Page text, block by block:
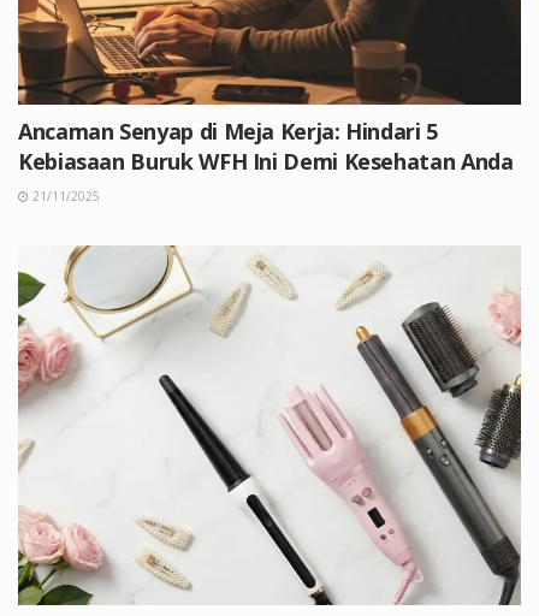
Ancaman Senyap di Meja Kerja: Hindari 5
Kebiasaan Buruk WFH Ini Demi Kesehatan Anda
21/11/2025